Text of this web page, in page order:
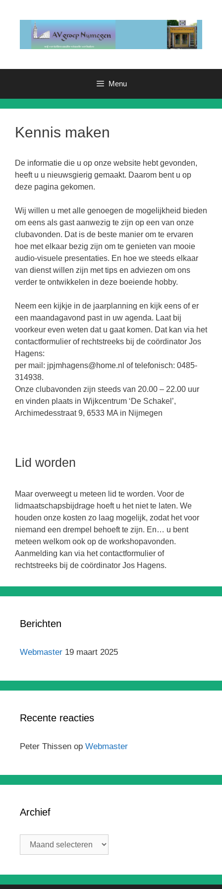
Menu
Kennis maken
De informatie die u op onze website hebt gevonden,
heeft u u nieuwsgierig gemaakt. Daarom bent u op
deze pagina gekomen.
Wij willen u met alle genoegen de mogelijkheid bieden
om eens als gast aanwezig te zijn op een van onze
clubavonden. Dat is de beste manier om te ervaren
hoe met elkaar bezig zijn om te genieten van mooie
audio-visuele presentaties. En hoe we steeds elkaar
van dienst willen zijn met tips en adviezen om ons
verder te ontwikkelen in deze boeiende hobby.
Neem een kijkje in de jaarplanning en kijk eens of er
een maandagavond past in uw agenda. Laat bij
voorkeur even weten dat u gaat komen. Dat kan via het
contactformulier of rechtstreeks bij de coördinator Jos
Hagens:
per mail: jpjmhagens@home.nl of telefonisch: 0485-
314938.
Onze clubavonden zijn steeds van 20.00 – 22.00 uur
en vinden plaats in Wijkcentrum ‘De Schakel’,
Archimedesstraat 9, 6533 MA in Nijmegen
Lid worden
Maar overweegt u meteen lid te worden. Voor de
lidmaatschapsbijdrage hoeft u het niet te laten. We
houden onze kosten zo laag mogelijk, zodat het voor
niemand een drempel behoeft te zijn. En… u bent
meteen welkom ook op de workshopavonden.
Aanmelding kan via het contactformulier of
rechtstreeks bij de coördinator Jos Hagens.
Berichten
Webmaster 19 maart 2025
Recente reacties
Peter Thissen op Webmaster
Archief
Archief